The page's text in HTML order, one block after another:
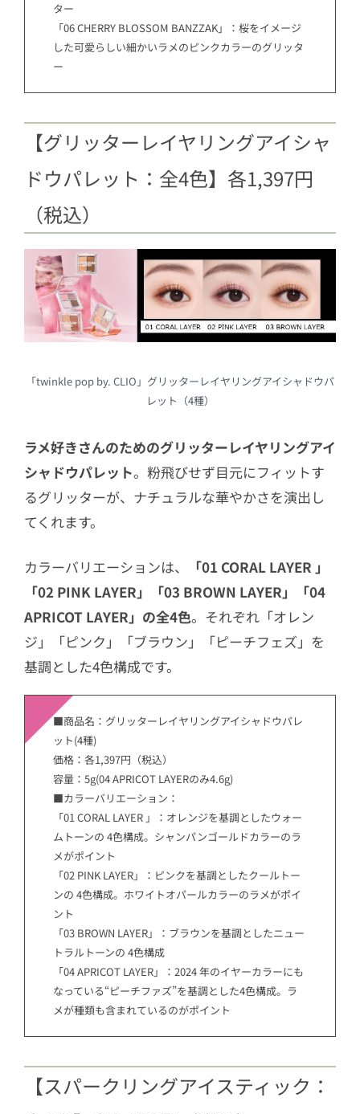
ター
「06 CHERRY BLOSSOM BANZZAK」：桜をイメージ
した可愛らしい細かいラメのピンクカラーのグリッタ
ー
【グリッターレイヤリングアイシャ
ドウパレット：全4色】各1,397円
（税込）
「twinkle pop by. CLIO」グリッターレイヤリングアイシャドウパ
レット（4種）
ラメ好きさんのためのグリッターレイヤリングアイ
シャドウパレット。粉飛びせず目元にフィットす
るグリッターが、ナチュラルな華やかさを演出し
てくれます。
カラーバリエーションは、
「01 CORAL LAYER 」
「02 PINK LAYER」「03 BROWN LAYER」「04
APRICOT LAYER」の全4色。それぞれ「オレン
ジ」「ピンク」「ブラウン」「ピーチフェズ」を
基調とした4色構成です。
■商品名：グリッターレイヤリングアイシャドウパレ
ット(4種)
価格：各1,397円（税込）
容量：5g(04 APRICOT LAYERのみ4.6g)
■カラーバリエーション：
「01 CORAL LAYER 」：オレンジを基調としたウォー
ムトーンの 4色構成。シャンパンゴールドカラーのラ
メがポイント
「02 PINK LAYER」：ピンクを基調としたクールトー
ンの 4色構成。ホワイトオパールカラーのラメがポイ
ント
「03 BROWN LAYER」：ブラウンを基調としたニュー
トラルトーンの 4色構成
「04 APRICOT LAYER」：2024 年のイヤーカラーにも
なっている“ピーチファズ”を基調とした4色構成。ラ
メが種類も含まれているのがポイント
【スパークリングアイスティック：